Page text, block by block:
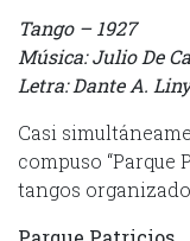
Tango – 1927
Música: Julio De
Letra: Dante A.
Casi
compuso “Parque
tangos